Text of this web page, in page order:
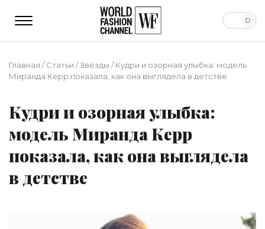
Главная /Статьи /Звёзды /Кудри и озорная улыбка: модель
Миранда Керр показала, как она выглядела в детстве
Кудри и озорная улыбка:
модель Миранда Керр
показала, как она выглядела
в детстве